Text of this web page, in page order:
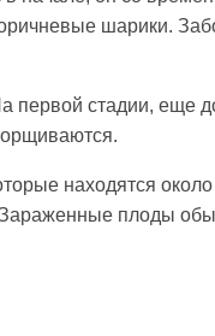
шарики.
первой стадии, еще
находятся
Зараженные плоды